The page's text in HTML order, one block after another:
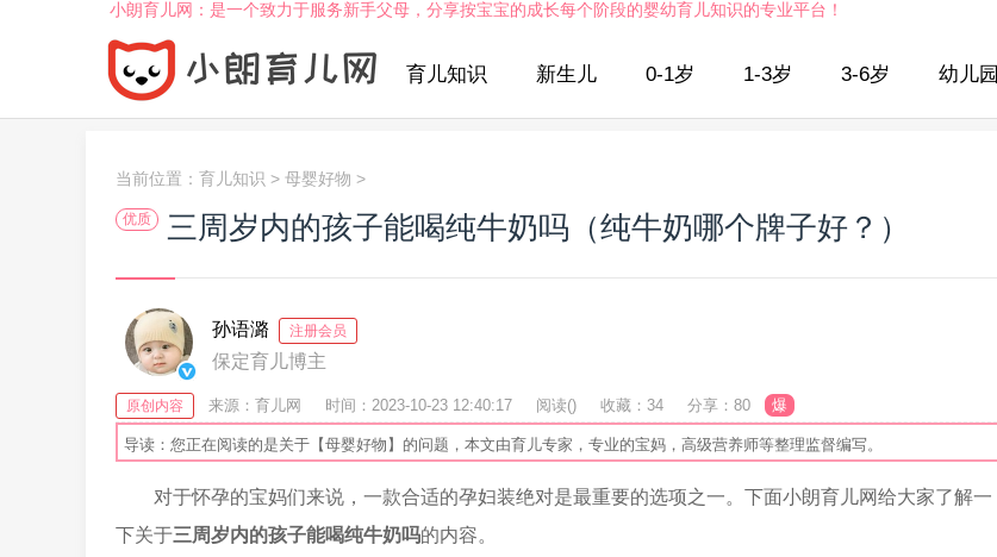
小朗育儿网：是一个致力于服务新手父母，分享按宝宝的成长每个阶段的婴幼育儿知识的专业平台！
育儿知识 新生儿 0-1岁 1-3岁 3-6岁 幼儿园
当前位置： 育儿知识 > 母婴好物 >
优质 三周岁内的孩子能喝纯牛奶吗（纯牛奶哪个牌子好？）
孙语潞 注册会员
保定育儿博主
原创内容 来源：育儿网 时间：2023-10-23 12:40:17 阅读() 收藏：34 分享：80 爆
导读：您正在阅读的是关于【母婴好物】的问题，本文由育儿专家，专业的宝妈，高级营养师等整理监督编写。
对于怀孕的宝妈们来说，一款合适的孕妇装绝对是最重要的选项之一。下面小朗育儿网给大家了解一
下关于三周岁内的孩子能喝纯牛奶吗的内容。